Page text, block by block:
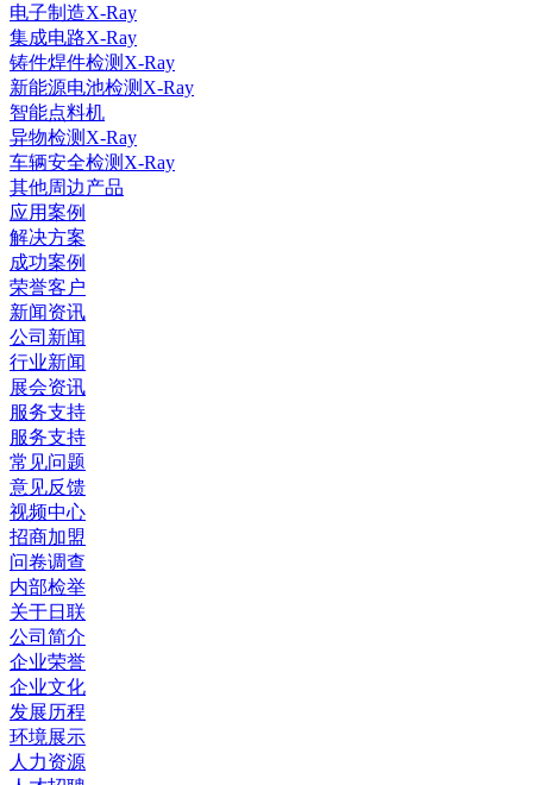
电子制造X-Ray
集成电路X-Ray
铸件焊件检测X-Ray
新能源电池检测X-Ray
智能点料机
异物检测X-Ray
车辆安全检测X-Ray
其他周边产品
应用案例
解决方案
成功案例
荣誉客户
新闻资讯
公司新闻
行业新闻
展会资讯
服务支持
服务支持
常见问题
意见反馈
视频中心
招商加盟
问卷调查
内部检举
关于日联
公司简介
企业荣誉
企业文化
发展历程
环境展示
人力资源